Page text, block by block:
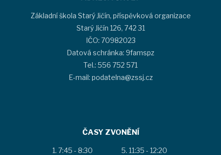
Základní škola Starý Jičín, příspěvková organizace
Starý Jičín 126, 742 31
IČO: 70982023
Datová schránka: 9famspz
Tel.: 556 752 571
E-mail: podatelna@zssj.cz
ČASY ZVONĚNÍ
7:45 - 8:30 11:35 - 12:20